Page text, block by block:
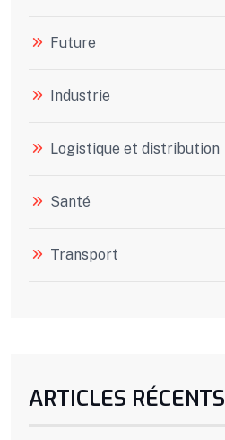
Future
Industrie
Logistique et distribution
Santé
Transport
ARTICLES RÉCENTS